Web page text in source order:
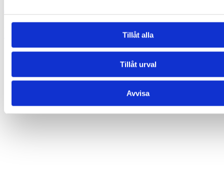
Tillåt alla
Tillåt urval
Avvisa
35,00
Relaterade produkter